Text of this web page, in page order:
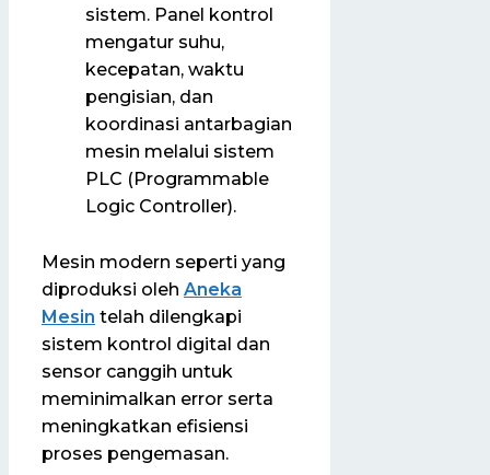
sistem. Panel kontrol
mengatur suhu,
kecepatan, waktu
pengisian, dan
koordinasi antarbagian
mesin melalui sistem
PLC (Programmable
Logic Controller).
Mesin modern seperti yang
diproduksi oleh Aneka
Mesin telah dilengkapi
sistem kontrol digital dan
sensor canggih untuk
meminimalkan error serta
meningkatkan efisiensi
proses pengemasan.